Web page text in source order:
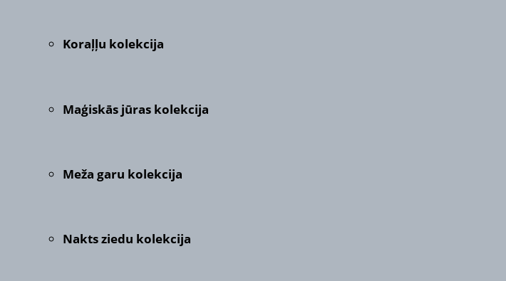
Koraļļu kolekcija
Maģiskās jūras kolekcija
Meža garu kolekcija
Nakts ziedu kolekcija